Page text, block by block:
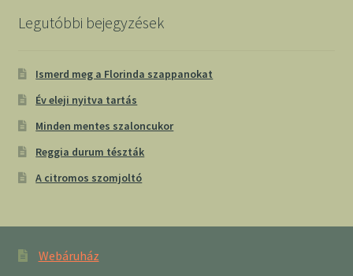
Legutóbbi bejegyzések
Ismerd meg a Florinda szappanokat
Év eleji nyitva tartás
Minden mentes szaloncukor
Reggia durum tészták
A citromos szomjoltó
Webáruház